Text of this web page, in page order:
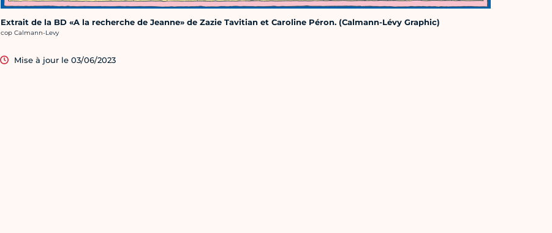
Extrait de la BD «A la recherche de Jeanne» de Zazie Tavitian et Caroline Péron. (Calmann-Lévy Graphic)
Crédit photo :
cop Calmann-Levy
Mise à jour le 03/06/2023